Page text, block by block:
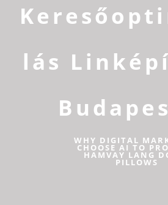
lás
WHY DIGITAL
CHOOSE AI TO
HAMVAY LANG
PILLOWS